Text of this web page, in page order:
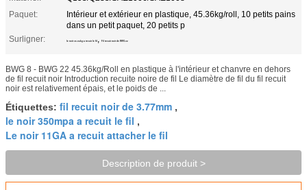
Paquet:
Intérieur et extérieur en plastique, 45.36kg/roll, 10 petits pains
dans un petit paquet, 20 petits p
Surligner:
le noir 45.36kg a recuit le fil , Fil recuit noir de BWG 22
BWG 8 - BWG 22 45.36kg/Roll en plastique à l'intérieur et chanvre en dehors
de fil recuit noir Introduction recuite noire de fil Le diamètre de fil du fil recuit
noir est relativement épais, et le poids de ...
Étiquettes: fil recuit noir de 3.77mm ,
le noir 350mpa a recuit le fil ,
Le noir 11GA a recuit attacher le fil
Description de produit >